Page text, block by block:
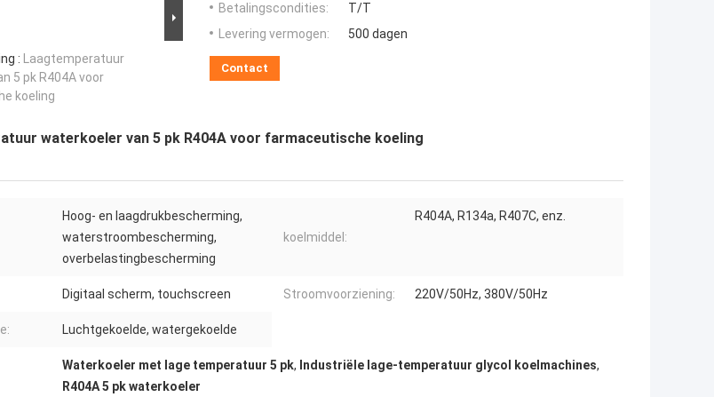
: Laagtemperatuur
5 pk R404A voor
koeling
Betalingscondities:
T/T
Levering vermogen:
500 dagen
Contact
waterkoeler van 5 pk R404A voor farmaceutische koeling
Hoog- en laagdrukbescherming,
waterstroombescherming,
overbelastingbescherming
koelmiddel:
R404A, R134a, R407C, enz.
Digitaal scherm, touchscreen Stroomvoorziening: 220V/50Hz, 380V/50Hz
Luchtgekoelde, watergekoelde
Waterkoeler met lage temperatuur 5 pk, Industriële lage-temperatuur glycol koelmachines,
R404A 5 pk waterkoeler